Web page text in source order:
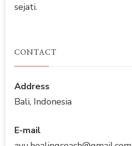
sejati.
CONTACT
Address
Bali, Indonesia
E-mail